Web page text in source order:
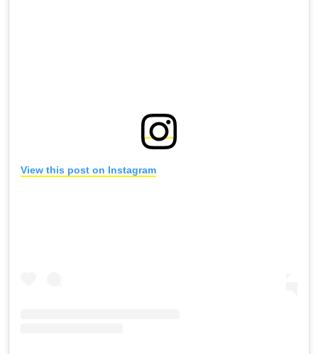
View this post on Instagram